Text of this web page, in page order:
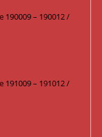
– 190012 /
– 191012 /